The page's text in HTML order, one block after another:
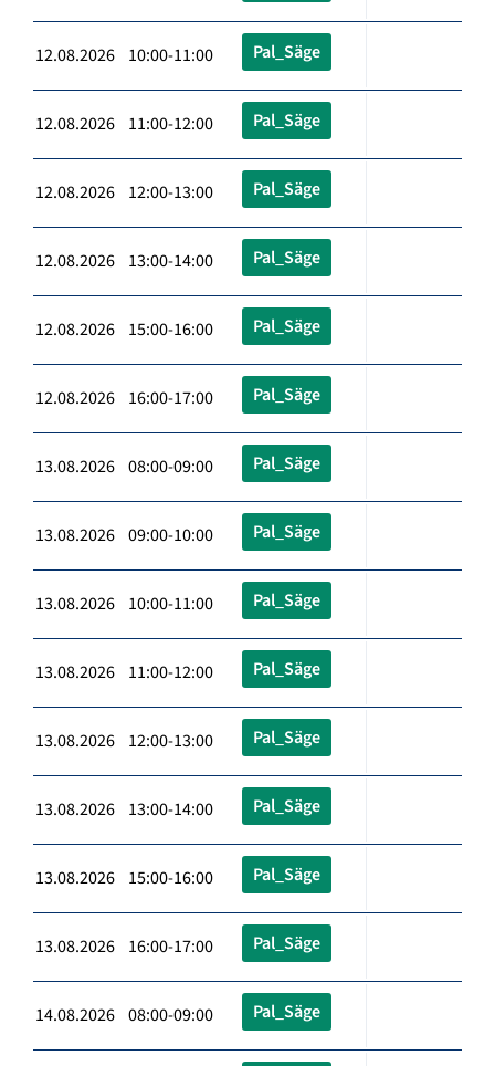
12.08.2026 10:00-11:00 Pal_Säge
12.08.2026 11:00-12:00 Pal_Säge
12.08.2026 12:00-13:00 Pal_Säge
12.08.2026 13:00-14:00 Pal_Säge
12.08.2026 15:00-16:00 Pal_Säge
12.08.2026 16:00-17:00 Pal_Säge
13.08.2026 08:00-09:00 Pal_Säge
13.08.2026 09:00-10:00 Pal_Säge
13.08.2026 10:00-11:00 Pal_Säge
13.08.2026 11:00-12:00 Pal_Säge
13.08.2026 12:00-13:00 Pal_Säge
13.08.2026 13:00-14:00 Pal_Säge
13.08.2026 15:00-16:00 Pal_Säge
13.08.2026 16:00-17:00 Pal_Säge
14.08.2026 08:00-09:00 Pal_Säge